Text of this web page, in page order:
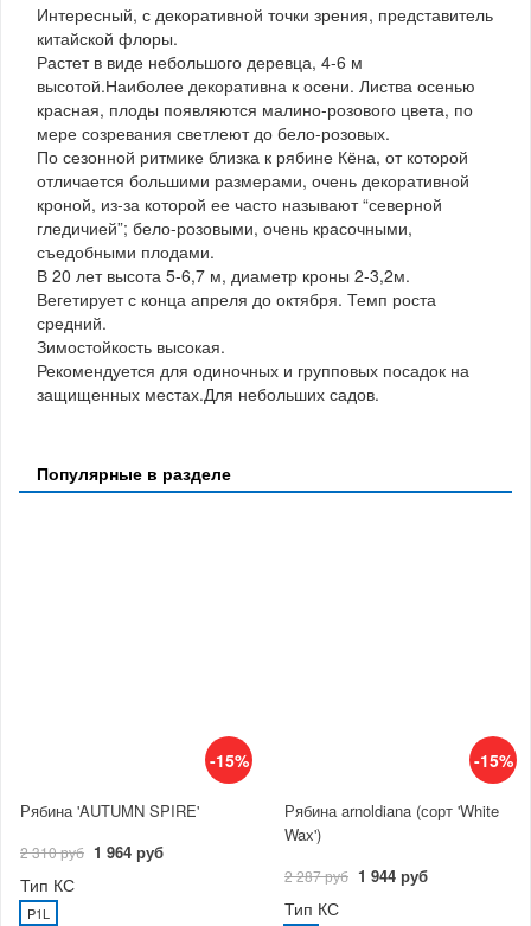
Интересный, с декоративной точки зрения, представитель
китайской флоры.
Растет в виде небольшого деревца, 4-6 м
высотой.Наиболее декоративна к осени. Листва осенью
красная, плоды появляются малино-розового цвета, по
мере созревания светлеют до бело-розовых.
По сезонной ритмике близка к рябине Кёна, от которой
отличается большими размерами, очень декоративной
кроной, из-за которой ее часто называют “северной
гледичией”; бело-розовыми, очень красочными,
съедобными плодами.
В 20 лет высота 5-6,7 м, диаметр кроны 2-3,2м.
Вегетирует с конца апреля до октября. Темп роста
средний.
Зимостойкость высокая.
Рекомендуется для одиночных и групповых посадок на
защищенных местах.Для небольших садов.
Популярные в разделе
-15%
Рябина 'AUTUMN SPIRE'
2 310 руб 1 964 руб
Тип КС
P1L
-15%
Рябина arnoldiana (сорт 'White
Wax')
2 287 руб 1 944 руб
Тип КС